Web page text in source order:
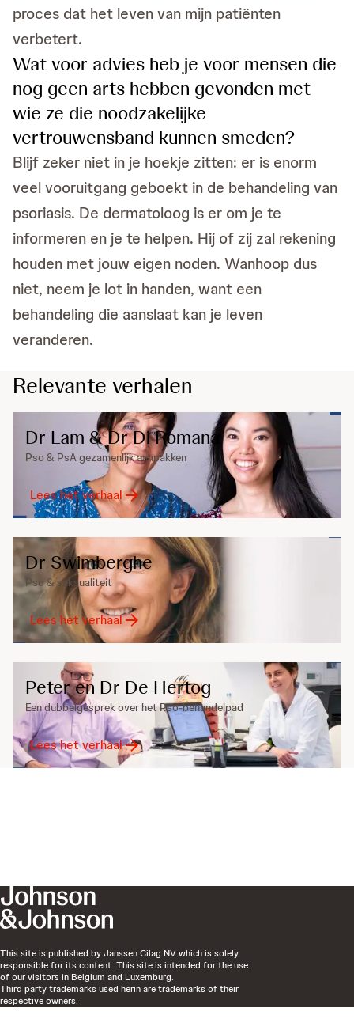
proces dat het leven van mijn patiënten
verbetert.
Wat voor advies heb je voor mensen die
nog geen arts hebben gevonden met
wie ze die noodzakelijke
vertrouwensband kunnen smeden?
Blijf zeker niet in je hoekje zitten: er is enorm
veel vooruitgang geboekt in de behandeling van
psoriasis. De dermatoloog is er om je te
informeren en je te helpen. Hij of zij zal rekening
houden met jouw eigen noden. Wanhoop dus
niet, neem je lot in handen, want een
behandeling die aanslaat kan je leven
veranderen.
Relevante verhalen
Dr Lam & Dr Di Romana
Pso & PsA gezamenlijk aanpakken
Lees het verhaal
Dr Swimberghe
Pso & seksualiteit
Lees het verhaal
Peter en Dr De Hertog
Een dubbelgesprek over het Pso-behandelpad
Lees het verhaal
This site is published by Janssen Cilag NV which is solely
responsible for its content. This site is intended for the use
of our visitors in Belgium and Luxemburg.
Third party trademarks used herin are trademarks of their
respective owners.